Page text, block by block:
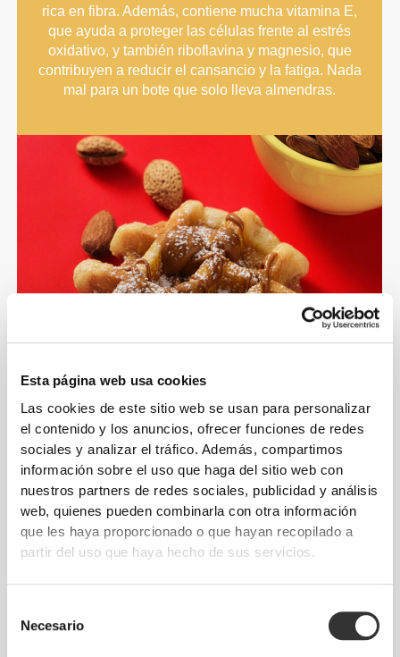
Esta página web usa cookies
Las cookies de este sitio web se usan para personalizar
el contenido y los anuncios, ofrecer funciones de redes
sociales y analizar el tráfico. Además, compartimos
información sobre el uso que haga del sitio web con
nuestros partners de redes sociales, publicidad y análisis
web, quienes pueden combinarla con otra información
que les haya proporcionado o que hayan recopilado a
partir del uso que haya hecho de sus servicios.
Necesario
rica en fibra. Además, contiene mucha vitamina E,
que ayuda a proteger las células frente al estrés
oxidativo, y también riboflavina y magnesio, que
contribuyen a reducir el cansancio y la fatiga. Nada
mal para un bote que solo lleva almendras.
¡Recetas deliciosas
en camino!